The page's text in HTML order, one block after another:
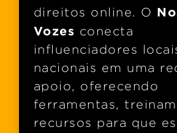
direitos online. O
Vozes conecta
influenciadores
nacionais em uma
apoio, oferecendo
ferramentas,
recursos para que